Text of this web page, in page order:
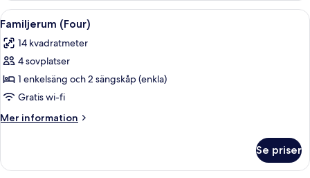
Öppna
alla
foton
för
Familjerum
(Four)
Ett modernt hotellrum med en
7
Familjerum (Four)
14 kvadratmeter
4 sovplatser
1 enkelsäng och 2 sängskåp (enkla)
Gratis wi-fi
Mer information
Mer
(Four)
Se priser